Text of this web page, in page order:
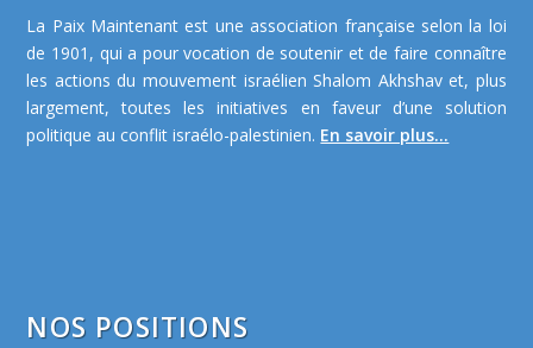
La Paix Maintenant est une association française selon la loi
de 1901, qui a pour vocation de soutenir et de faire connaître
les actions du mouvement israélien Shalom Akhshav et, plus
largement, toutes les initiatives en faveur d’une solution
politique au conflit israélo-palestinien. En savoir plus...
NOS POSITIONS